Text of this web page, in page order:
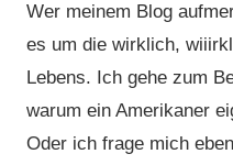
Wer meinem Blog
es um die wirklich,
Lebens. Ich gehe zum
warum ein Amerikaner
Oder ich frage mich